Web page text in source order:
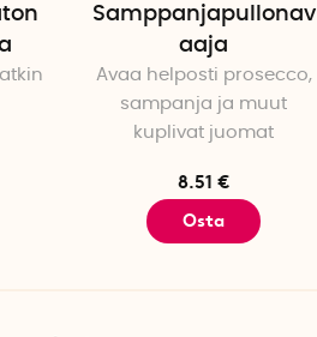
Samppanjapullonav
aaja
Avaa helposti prosecco,
sampanja ja muut
kuplivat juomat
8.51 €
Osta